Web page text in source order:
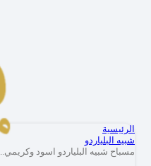
الرئيسية
شبيه البلياردو
مسباح شبيه البلياردو اسود وكريمي..